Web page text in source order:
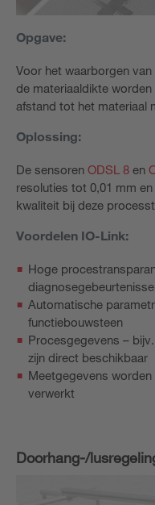
Opgave:
Voor het waarborgen
de materiaaldikte
afstand tot het materiaal
Oplossing:
De sensoren ODSL 8 en
resoluties tot 0,01 mm
kwaliteit bij deze
Voordelen IO-Link:
Hoge
Automatische
functiebouwsteen
Procesgegevens –
zijn direct beschikbaar
Meetgegevens
verwerkt
Doorhang-/